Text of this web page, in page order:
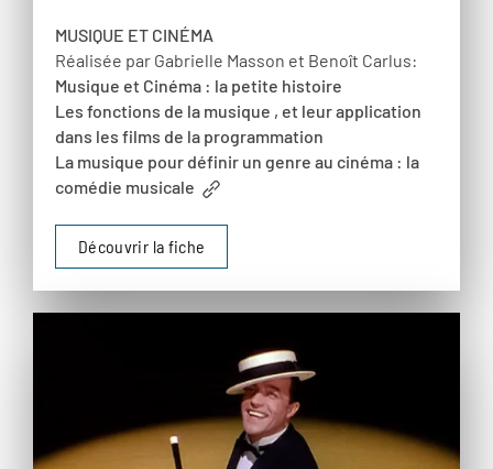
MUSIQUE ET CINÉMA
Réalisée par Gabrielle Masson et Benoît Carlus:
Musique et Cinéma : la petite histoire
Les fonctions de la musique , et leur application
dans les films de la programmation
La musique pour définir un genre au cinéma : la
comédie musicale
Découvrir la fiche